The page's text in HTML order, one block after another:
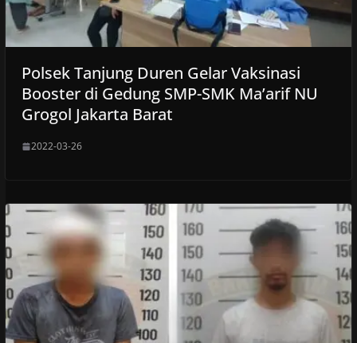
Polsek Tanjung Duren Gelar Vaksinasi
Booster di Gedung SMP-SMK Ma’arif NU
Grogol Jakarta Barat
2022-03-26